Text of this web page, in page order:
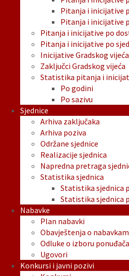
Pitanja i inicijative
Pitanja i inicijative
Pitanja i inicijative po
Pitanja i inicijative po
Inicijative Gradskog vijeća
Zaključci Gradskog vijeća
Statistika pitanja i
Po godini
Po sazivu
Sjednice
Arhiva zaključaka
Arhiva poziva
Održane sjednice
Realizacije sjednica
Napredna pretraga
Statistika sjednica
Statistika sjednica
Statistika sjednica
Nabavke
Plan nabavki
Obavještenja o
Odluke o izboru ponuđača
Ugovori
Konkursi i javni pozivi